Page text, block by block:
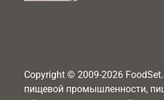
Copyright © 2009-2026
пищевой промышленности,